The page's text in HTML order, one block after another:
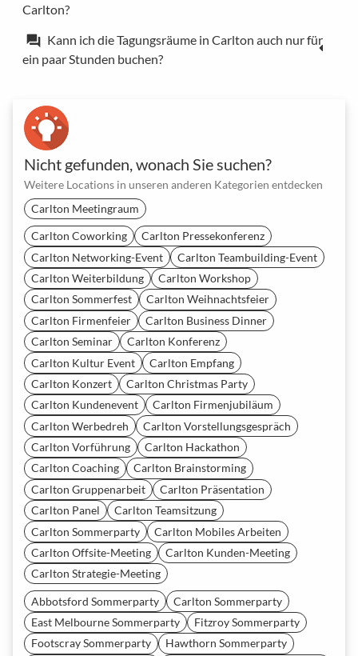
Carlton?
forum Kann ich die Tagungsräume in Carlton auch nur für
ein paar Stunden buchen?
Nicht gefunden, wonach Sie suchen?
Weitere Locations in unseren anderen Kategorien entdecken
Carlton Meetingraum
Carlton Coworking
Carlton Pressekonferenz
Carlton Networking-Event
Carlton Teambuilding-Event
Carlton Weiterbildung
Carlton Workshop
Carlton Sommerfest
Carlton Weihnachtsfeier
Carlton Firmenfeier
Carlton Business Dinner
Carlton Seminar
Carlton Konferenz
Carlton Kultur Event
Carlton Empfang
Carlton Konzert
Carlton Christmas Party
Carlton Kundenevent
Carlton Firmenjubiläum
Carlton Werbedreh
Carlton Vorstellungsgespräch
Carlton Vorführung
Carlton Hackathon
Carlton Coaching
Carlton Brainstorming
Carlton Gruppenarbeit
Carlton Präsentation
Carlton Panel
Carlton Teamsitzung
Carlton Sommerparty
Carlton Mobiles Arbeiten
Carlton Offsite-Meeting
Carlton Kunden-Meeting
Carlton Strategie-Meeting
Abbotsford Sommerparty
Carlton Sommerparty
East Melbourne Sommerparty
Fitzroy Sommerparty
Footscray Sommerparty
Hawthorn Sommerparty